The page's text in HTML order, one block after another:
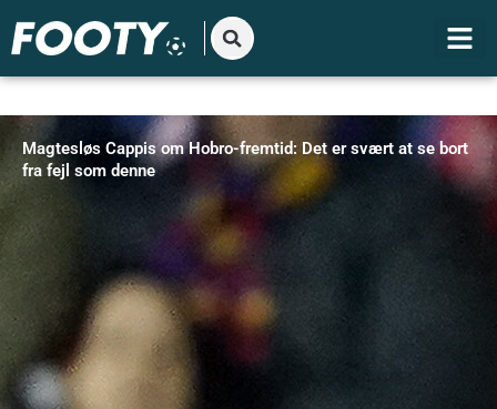
Magtesløs Cappis om Hobro-fremtid: Det er svært at se bort
fra fejl som denne